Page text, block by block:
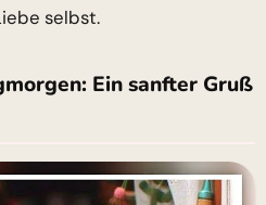
selbst.
Ein sanfter Gruß